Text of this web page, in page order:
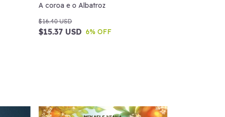
A coroa e o Albatroz
$15.37 USD
$16.40 USD
6% OFF